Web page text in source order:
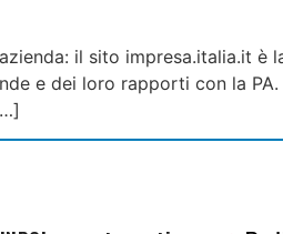
il sito impresa.italia.it è
e dei loro rapporti con la